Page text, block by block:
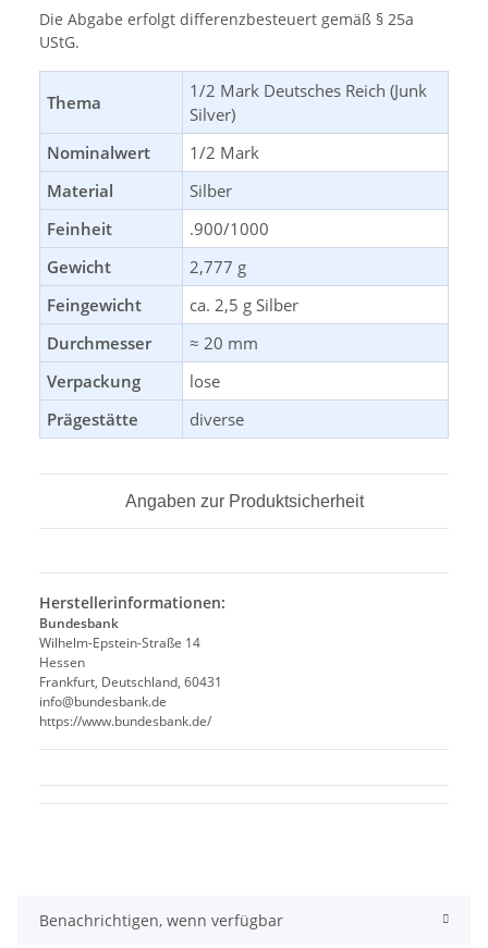
Die Abgabe erfolgt differenzbesteuert gemäß § 25a
UStG.
Thema
1/2 Mark Deutsches Reich (Junk
Silver)
Nominalwert
1/2 Mark
Material
Silber
Feinheit
.900/1000
Gewicht
2,777 g
Feingewicht
ca. 2,5 g Silber
Durchmesser
≈ 20 mm
Verpackung
lose
Prägestätte
diverse
Angaben zur Produktsicherheit
Herstellerinformationen:
Bundesbank
Wilhelm-Epstein-Straße 14
Hessen
Frankfurt, Deutschland, 60431
info@bundesbank.de
https://www.bundesbank.de/
Benachrichtigen, wenn verfügbar